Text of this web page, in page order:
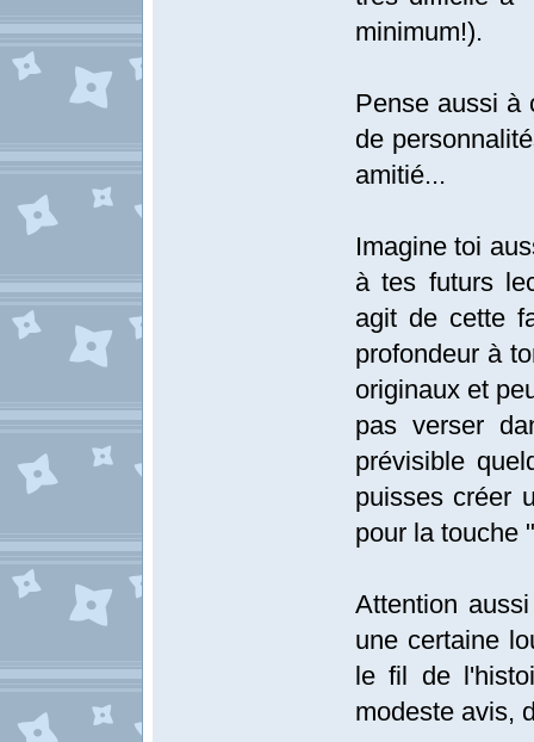
minimum!).
Pense aussi à
de
amitié...
Imagine toi
à tes futurs
agit de cette
profondeur à
originaux et
pas verser
prévisible
puisses créer
pour la touche
Attention
une certaine
le fil de
modeste avis,